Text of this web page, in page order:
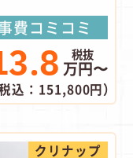
費コミコミ
万円〜
税込：151,800円）
クリナップ